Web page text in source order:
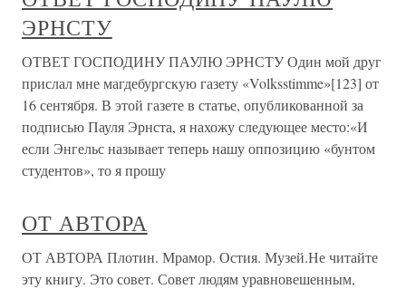
ЭРНСТУ
ОТВЕТ ГОСПОДИНУ ПАУЛЮ ЭРНСТУ Один мой друг
прислал мне магдебургскую газету «Volksstimme»[123] от
16 сентября. В этой газете в статье, опубликованной за
подписью Пауля Эрнста, я нахожу следующее место:«И
если Энгельс называет теперь нашу оппозицию «бунтом
студентов», то я прошу
ОТ АВТОРА
ОТ АВТОРА Плотин. Мрамор. Остия. Музей.Не читайте
эту книгу. Это совет. Совет людям уравновешенным,